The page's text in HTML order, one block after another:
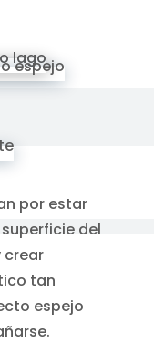
por estar
del
crear
tan
espejo